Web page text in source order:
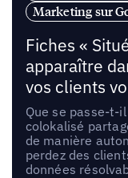
Marketing sur
Fiches «
apparaître
vos clients
Que se passe-t-
colokalisé
de manière
perdez des
données